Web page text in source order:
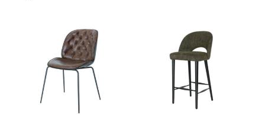
€ 699,-.€ 499,-.